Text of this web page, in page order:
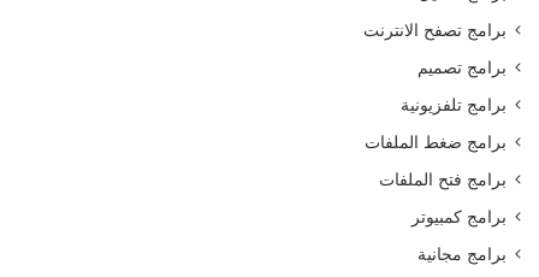
برامج تصفح الانترنت
برامج تصميم
برامج تلفزيونية
برامج ضغط الملفات
برامج فتح الملفات
برامج كمبيوتر
برامج مجانية